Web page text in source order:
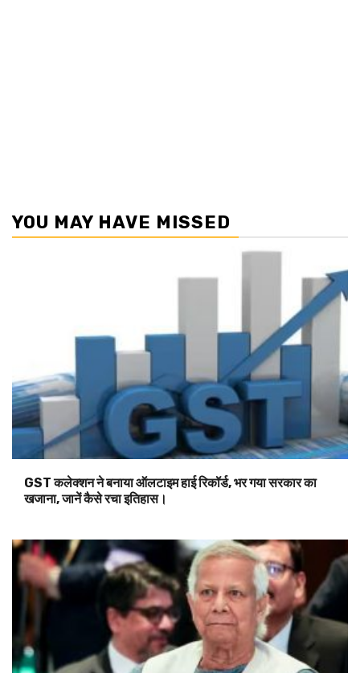
YOU MAY HAVE MISSED
GST कलेक्शन ने बनाया ऑलटाइम हाई रिकॉर्ड, भर गया सरकार का
खजाना, जानें कैसे रचा इतिहास।